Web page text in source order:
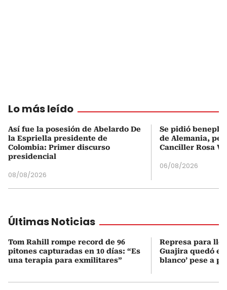
Lo más leído
Así fue la posesión de Abelardo De
la Espriella presidente de
Colombia: Primer discurso
presidencial
08/08/2026
Se pidió
de Alemania,
Canciller Rosa
06/08/2026
Últimas Noticias
Tom Rahill rompe record de 96
pitones capturadas en 10 días: “Es
una terapia para exmilitares”
Represa para
Guajira quedó en
blanco’ pese a